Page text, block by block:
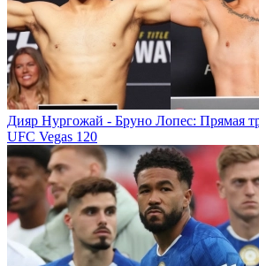
Дияр Нургожай - Бруно Лопес: Прямая
UFC Vegas 120